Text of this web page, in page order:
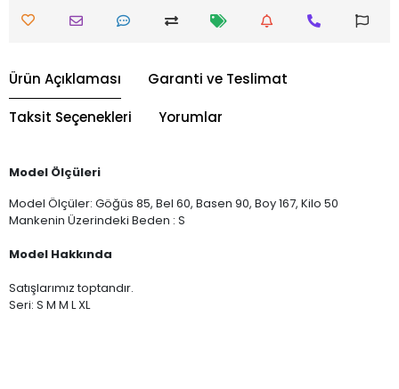
Ürün Açıklaması Garanti ve Teslimat
Taksit Seçenekleri Yorumlar
Model Ölçüleri
Model Ölçüler: Göğüs 85, Bel 60, Basen 90, Boy 167, Kilo 50
Mankenin Üzerindeki Beden : S
Model Hakkında
Satışlarımız toptandır.
Seri: S M M L XL